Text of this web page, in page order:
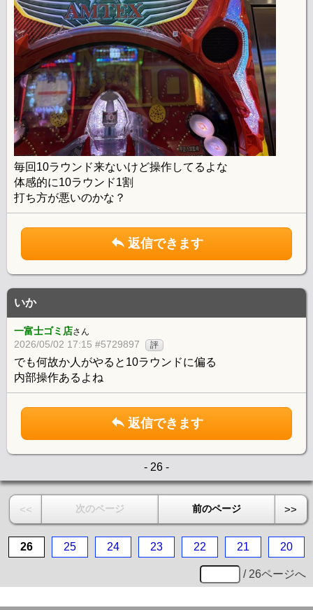
毎回10ラウンド来ないけど操作してるよな
体感的に10ラウンド1割
打ち方が悪いのかな？
返信できます
いか
一富士ゴミ店さん
2026/05/02 17:15 #5729897 評
でも何故か人がやると10ラウンドに偏る
内部操作あるよね
返信できます
- 26 -
<< 次のページ 前のページ >>
26 25 24 23 22 21 20
/ 26ページへ